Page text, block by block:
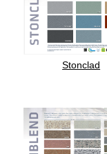
Stonclad